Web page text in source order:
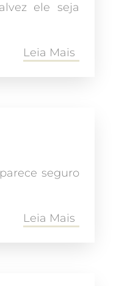
ele seja
Leia Mais
seguro
Leia Mais